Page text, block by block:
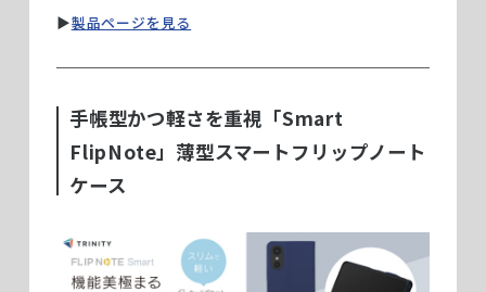
▶︎製品ページを見る
手帳型かつ軽さを重視「Smart
FlipNote」薄型スマートフリップノート
ケース